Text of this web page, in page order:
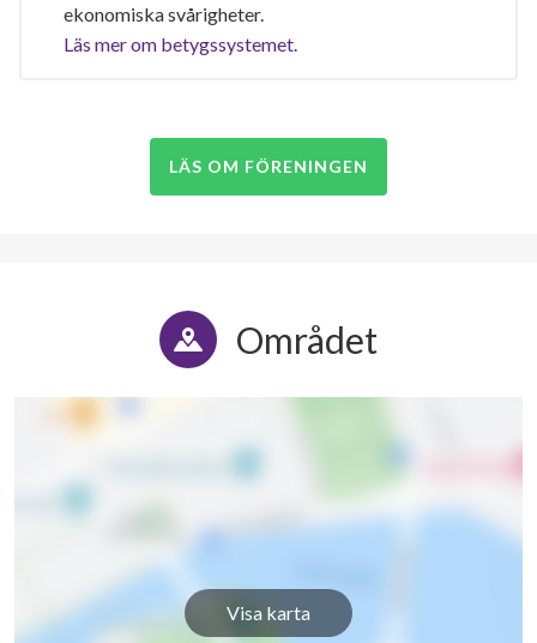
ekonomiska svårigheter.
Läs mer om betygssystemet.
LÄS OM FÖRENINGEN
Området
Visa karta